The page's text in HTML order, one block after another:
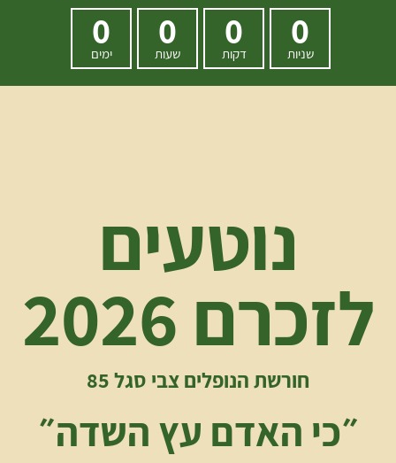
0
שניות
0
דקות
0
שעות
0
ימים
נוטעים
לזכרם 2026
חורשת הנופלים צבי סגל 85
״כי האדם עץ השדה״